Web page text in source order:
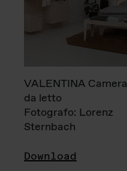
VALENTINA Camera
da letto
Fotografo: Lorenz
Sternbach
Download